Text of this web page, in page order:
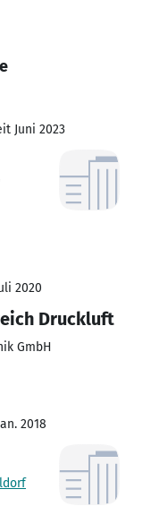
Juni 2023
2020
Druckluft
GmbH
2018